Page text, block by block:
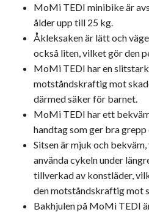
MoMi TEDI minibike är
ålder upp till 25 kg.
Åkleksaken är lätt och
också liten, vilket gör den
MoMi TEDI har en
motståndskraftig mot
därmed säker för barnet.
MoMi TEDI har ett
handtag som ger bra grepp
Sitsen är mjuk och
använda cykeln under
tillverkad av konstläder,
den motståndskraftig mot
Bakhjulen på MoMi TEDI